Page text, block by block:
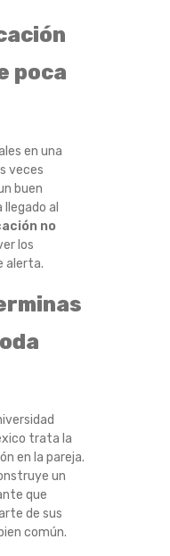
poca
en una
veces
buen
al
no
los
alerta.
trata la
en la pareja.
un
que
de sus
común.